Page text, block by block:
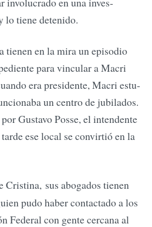
lo tiene detenido.
tienen en la mira un episodio
para vincu­lar a Macri
era presidente, Macri estu­
un centro de jubilados.
Gustavo Posse, el intendente
ese local se convirtió en la
Cristina, sus abogados tienen
pudo haber contac­tado a los
Federal con gente cercana al